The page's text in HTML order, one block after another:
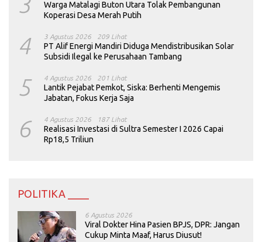
Warga Matalagi Buton Utara Tolak Pembangunan
Koperasi Desa Merah Putih
4 3 Agustus 2026 209 Lihat
PT Alif Energi Mandiri Diduga Mendistribusikan Solar
Subsidi Ilegal ke Perusahaan Tambang
5 4 Agustus 2026 201 Lihat
Lantik Pejabat Pemkot, Siska: Berhenti Mengemis
Jabatan, Fokus Kerja Saja
6 4 Agustus 2026 187 Lihat
Realisasi Investasi di Sultra Semester I 2026 Capai
Rp18,5 Triliun
POLITIKA ____
6 Agustus 2026
Viral Dokter Hina Pasien BPJS, DPR: Jangan
Cukup Minta Maaf, Harus Diusut!